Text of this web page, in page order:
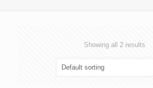
Showing all 2 results